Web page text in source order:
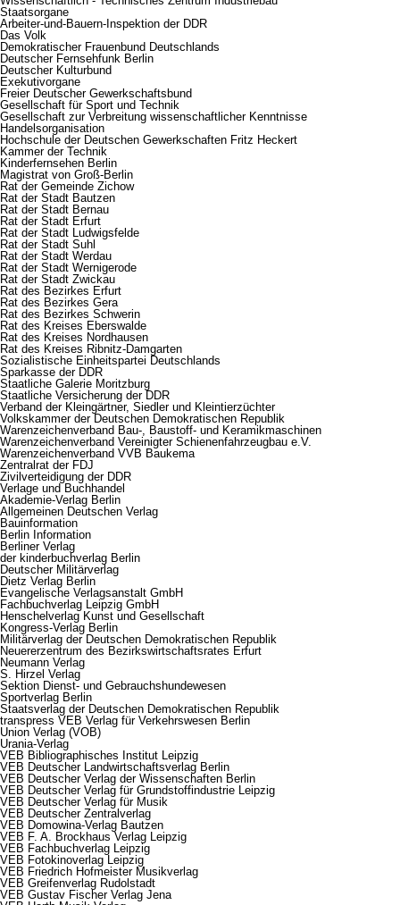
Staatsorgane
Arbeiter-und-Bauern-Inspektion der DDR
Das Volk
Demokratischer Frauenbund Deutschlands
Deutscher Fernsehfunk Berlin
Deutscher Kulturbund
Exekutivorgane
Freier Deutscher Gewerkschaftsbund
Gesellschaft für Sport und Technik
Gesellschaft zur Verbreitung wissenschaftlicher Kenntnisse
Handelsorganisation
Hochschule der Deutschen Gewerkschaften Fritz Heckert
Kammer der Technik
Kinderfernsehen Berlin
Magistrat von Groß-Berlin
Rat der Gemeinde Zichow
Rat der Stadt Bautzen
Rat der Stadt Bernau
Rat der Stadt Erfurt
Rat der Stadt Ludwigsfelde
Rat der Stadt Suhl
Rat der Stadt Werdau
Rat der Stadt Wernigerode
Rat der Stadt Zwickau
Rat des Bezirkes Erfurt
Rat des Bezirkes Gera
Rat des Bezirkes Schwerin
Rat des Kreises Eberswalde
Rat des Kreises Nordhausen
Rat des Kreises Ribnitz-Damgarten
Sozialistische Einheitspartei Deutschlands
Sparkasse der DDR
Staatliche Galerie Moritzburg
Staatliche Versicherung der DDR
Verband der Kleingärtner, Siedler und Kleintierzüchter
Volkskammer der Deutschen Demokratischen Republik
Warenzeichenverband Bau-, Baustoff- und Keramikmaschinen
Warenzeichenverband Vereinigter Schienenfahrzeugbau e.V.
Warenzeichenverband VVB Baukema
Zentralrat der FDJ
Zivilverteidigung der DDR
Verlage und Buchhandel
Akademie-Verlag Berlin
Allgemeinen Deutschen Verlag
Bauinformation
Berlin Information
Berliner Verlag
der kinderbuchverlag Berlin
Deutscher Militärverlag
Dietz Verlag Berlin
Evangelische Verlagsanstalt GmbH
Fachbuchverlag Leipzig GmbH
Henschelverlag Kunst und Gesellschaft
Kongress-Verlag Berlin
Militärverlag der Deutschen Demokratischen Republik
Neuererzentrum des Bezirkswirtschaftsrates Erfurt
Neumann Verlag
S. Hirzel Verlag
Sektion Dienst- und Gebrauchshundewesen
Sportverlag Berlin
Staatsverlag der Deutschen Demokratischen Republik
transpress VEB Verlag für Verkehrswesen Berlin
Union Verlag (VOB)
Urania-Verlag
VEB Bibliographisches Institut Leipzig
VEB Deutscher Landwirtschaftsverlag Berlin
VEB Deutscher Verlag der Wissenschaften Berlin
VEB Deutscher Verlag für Grundstoffindustrie Leipzig
VEB Deutscher Verlag für Musik
VEB Deutscher Zentralverlag
VEB Domowina-Verlag Bautzen
VEB F. A. Brockhaus Verlag Leipzig
VEB Fachbuchverlag Leipzig
VEB Fotokinoverlag Leipzig
VEB Friedrich Hofmeister Musikverlag
VEB Greifenverlag Rudolstadt
VEB Gustav Fischer Verlag Jena